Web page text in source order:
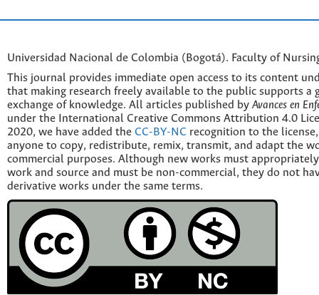
Universidad Nacional de Colombia (Bogotá). Faculty of
This journal provides immediate open access to its content
that making research freely available to the public supports a
exchange of knowledge. All articles published by Avances en
under the International Creative Commons Attribution 4.0
2020, we have added the CC-BY-NC recognition to the
anyone to copy, redistribute, remix, transmit, and adapt the
commercial purposes. Although new works must
work and source and must be non-commercial, they do not
derivative works under the same terms.